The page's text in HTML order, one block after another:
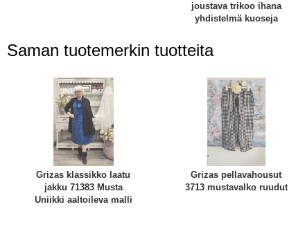
joustava trikoo ihana
yhdistelmä kuoseja
Saman tuotemerkin tuotteita
Grizas klassikko laatu
jakku 71383 Musta
Uniikki aaltoileva malli
Grizas pellavahousut
3713 mustavalko ruudut